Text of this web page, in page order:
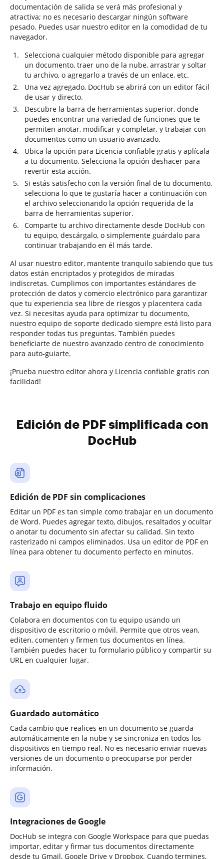
documentación de salida se verá más profesional y
atractiva; no es necesario descargar ningún software
pesado. Puedes usar nuestro editor en la comodidad de tu
navegador.
Selecciona cualquier método disponible para agregar
un documento, traer uno de la nube, arrastrar y soltar
tu archivo, o agregarlo a través de un enlace, etc.
Una vez agregado, DocHub se abrirá con un editor fácil
de usar y directo.
Descubre la barra de herramientas superior, donde
puedes encontrar una variedad de funciones que te
permiten anotar, modificar y completar, y trabajar con
documentos como un usuario avanzado.
Ubica la opción para Licencia confiable gratis y aplícala
a tu documento. Selecciona la opción deshacer para
revertir esta acción.
Si estás satisfecho con la versión final de tu documento,
selecciona lo que te gustaría hacer a continuación con
el archivo seleccionando la opción requerida de la
barra de herramientas superior.
Comparte tu archivo directamente desde DocHub con
tu equipo, descárgalo, o simplemente guárdalo para
continuar trabajando en él más tarde.
Al usar nuestro editor, mantente tranquilo sabiendo que tus
datos están encriptados y protegidos de miradas
indiscretas. Cumplimos con importantes estándares de
protección de datos y comercio electrónico para garantizar
que tu experiencia sea libre de riesgos y placentera cada
vez. Si necesitas ayuda para optimizar tu documento,
nuestro equipo de soporte dedicado siempre está listo para
responder todas tus preguntas. También puedes
beneficiarte de nuestro avanzado centro de conocimiento
para auto-guiarte.
¡Prueba nuestro editor ahora y Licencia confiable gratis con
facilidad!
Edición de PDF simplificada con
DocHub
Edición de PDF sin complicaciones
Editar un PDF es tan simple como trabajar en un documento
de Word. Puedes agregar texto, dibujos, resaltados y ocultar
o anotar tu documento sin afectar su calidad. Sin texto
rasterizado ni campos eliminados. Usa un editor de PDF en
línea para obtener tu documento perfecto en minutos.
Trabajo en equipo fluido
Colabora en documentos con tu equipo usando un
dispositivo de escritorio o móvil. Permite que otros vean,
editen, comenten y firmen tus documentos en línea.
También puedes hacer tu formulario público y compartir su
URL en cualquier lugar.
Guardado automático
Cada cambio que realices en un documento se guarda
automáticamente en la nube y se sincroniza en todos los
dispositivos en tiempo real. No es necesario enviar nuevas
versiones de un documento o preocuparse por perder
información.
Integraciones de Google
DocHub se integra con Google Workspace para que puedas
importar, editar y firmar tus documentos directamente
desde tu Gmail, Google Drive y Dropbox. Cuando termines,